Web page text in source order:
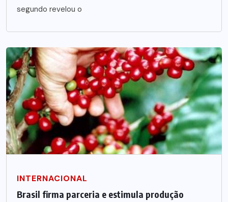
segundo revelou o
INTERNACIONAL
Brasil firma parceria e estimula produção